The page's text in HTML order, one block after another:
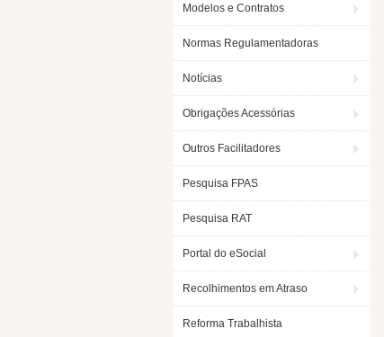
Modelos e Contratos
Normas Regulamentadoras
Notícias
Obrigações Acessórias
Outros Facilitadores
Pesquisa FPAS
Pesquisa RAT
Portal do eSocial
Recolhimentos em Atraso
Reforma Trabalhista